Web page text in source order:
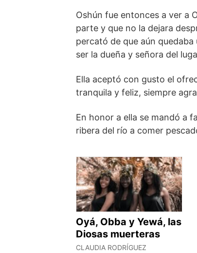
Oshún fue entonces a ver a
parte y que no la dejara
percató de que aún
ser la dueña y señora del
Ella aceptó con gusto el
tranquila y feliz, siempre
En honor a ella se mandó a
ribera del río a comer
Oyá, Obba y Yewá, las
Diosas muerteras
CLAUDIA RODRÍGUEZ